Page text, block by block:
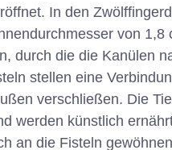
In den
von 1,8
durch die die Kanülen
stellen eine
verschließen. Die
werden künstlich
an die Fisteln